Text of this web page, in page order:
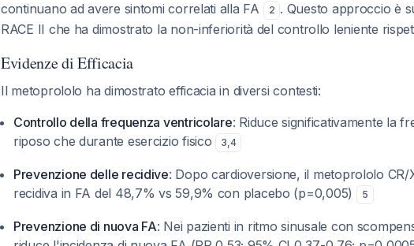
continuano ad avere sintomi correlati alla FA
2 . Questo approccio è
RACE II che ha dimostrato la non-inferiorità del controllo leniente
Evidenze di Efficacia
Il metoprololo ha dimostrato efficacia in diversi contesti:
Controllo della frequenza ventricolare: Riduce significativamente la
riposo che durante esercizio fisico
3,4
Prevenzione delle recidive: Dopo cardioversione, il metoprololo CR/
recidiva in FA del 48,7% vs 59,9% con placebo (p=0,005)
5
Prevenzione di nuova FA: Nei pazienti in ritmo sinusale con